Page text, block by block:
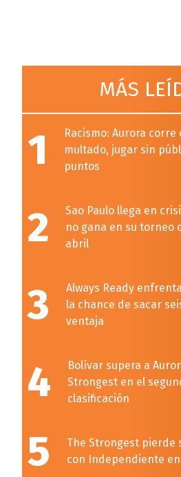
MÁS
1
Racismo: Aurora
multado, jugar sin
puntos
2
Sao Paulo llega en
no gana en su torneo
abril
3
Always Ready
la chance de sacar
ventaja
4
Bolívar supera a
Strongest en el
clasificación
5
The Strongest pierde
con Independiente